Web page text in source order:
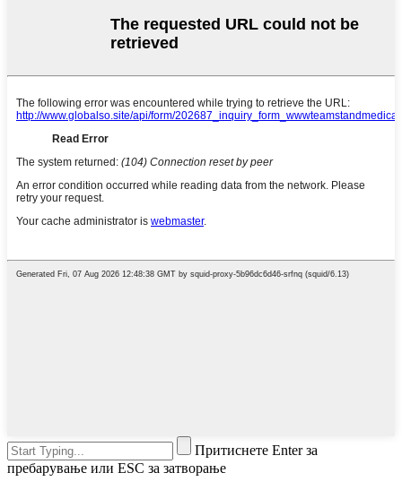
Притиснете Enter за
пребарување или ESC за затворање